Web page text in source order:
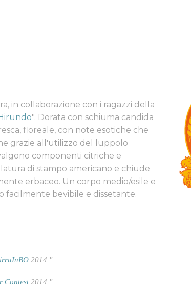
in collaborazione con i ragazzi della
". Dorata con schiuma candida
floreale, con note esotiche che
grazie all'utilizzo del luppolo
componenti citriche e
di stampo americano e chiude
erbaceo. Un corpo medio/esile e
facilmente bevibile e dissetante.
2014 "
Contest2014 "